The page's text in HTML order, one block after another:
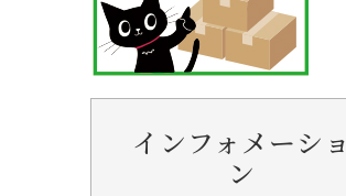
インフォメーショ
ン